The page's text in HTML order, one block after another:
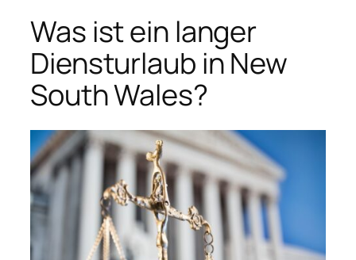
Was ist ein langer
Diensturlaub in New
South Wales?